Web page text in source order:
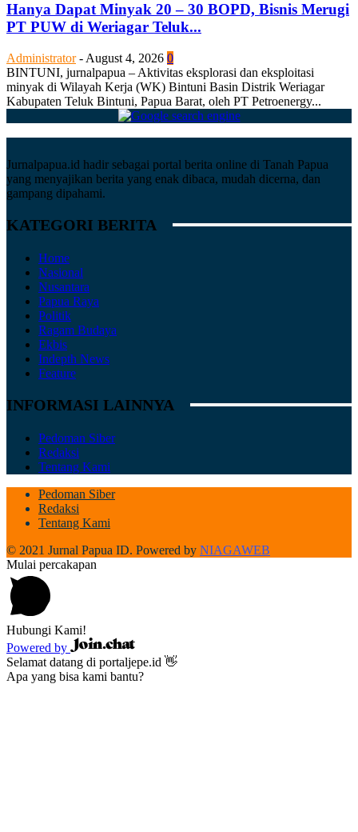
Hanya Dapat Minyak 20 – 30 BOPD, Bisnis Merugi
PT PUW di Weriagar Teluk...
Administrator - August 4, 2026 0
BINTUNI, jurnalpapua – Aktivitas eksplorasi dan eksploitasi
minyak di Wilayah Kerja (WK) Bintuni Basin Distrik Weriagar
Kabupaten Teluk Bintuni, Papua Barat, oleh PT Petroenergy...
Jurnalpapua.id hadir sebagai portal berita online di Tanah Papua
yang menyajikan berita yang enak dibaca, mudah dicerna, dan
gampang dipahami.
KATEGORI BERITA
Home
Nasional
Nusantara
Papua Raya
Politik
Ragam Budaya
Ekbis
Indepth News
Feature
INFORMASI LAINNYA
Pedoman Siber
Redaksi
Tentang Kami
Pedoman Siber
Redaksi
Tentang Kami
© 2021 Jurnal Papua ID. Powered by NIAGAWEB
Mulai percakapan
Hubungi Kami!
Powered by
Selamat datang di portaljepe.id 👋
Apa yang bisa kami bantu?